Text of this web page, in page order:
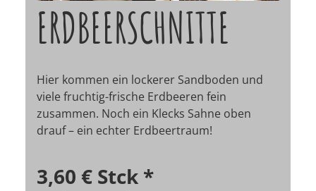
ERDBEERSCHNITTE
Hier kommen ein lockerer Sandboden und
viele fruchtig-frische Erdbeeren fein
zusammen. Noch ein Klecks Sahne oben
drauf – ein echter Erdbeertraum!
3,60 € Stck *